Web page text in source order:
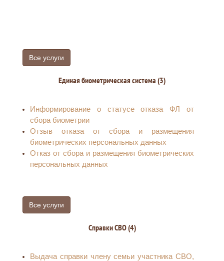
Все услуги
Единая биометрическая система (3)
Информирование о статусе отказа ФЛ от
сбора биометрии
Отзыв отказа от сбора и размещения
биометрических персональных данных
Отказ от сбора и размещения биометрических
персональных данных
Все услуги
Справки СВО (4)
Выдача справки члену семьи участника СВО,